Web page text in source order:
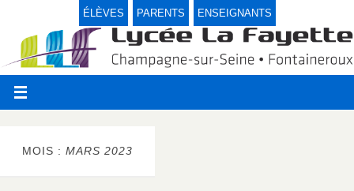
ÉLÈVES PARENTS ENSEIGNANTS
MOIS : MARS 2023